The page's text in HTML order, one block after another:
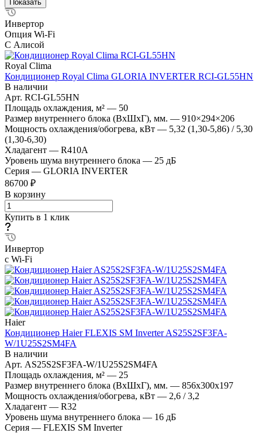
Инвертор
Опция Wi-Fi
С Алисой
Royal Clima
Кондиционер Royal Clima GLORIA INVERTER RCI-GL55HN
В наличии
Арт. RCI-GL55HN
Площадь охлаждения, м² — 50
Размер внутреннего блока (ВхШхГ), мм. — 910×294×206
Мощность охлаждения/обогрева, кВт — 5,32 (1,30-5,86) / 5,30
(1,30-6,30)
Хладагент — R410A
Уровень шума внутреннего блока — 25 дБ
Серия — GLORIA INVERTER
86700 ₽
В корзину
Купить в 1 клик
Инвертор
с Wi-Fi
Haier
Кондиционер Haier FLEXIS SM Inverter AS25S2SF3FA-
W/1U25S2SM4FA
В наличии
Арт. AS25S2SF3FA-W/1U25S2SM4FA
Площадь охлаждения, м² — 25
Размер внутреннего блока (ВхШхГ), мм. — 856х300х197
Мощность охлаждения/обогрева, кВт — 2,6 / 3,2
Хладагент — R32
Уровень шума внутреннего блока — 16 дБ
Серия — FLEXIS SM Inverter